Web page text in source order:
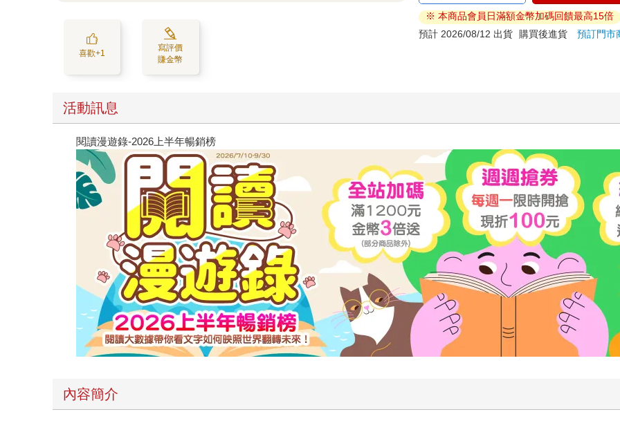
喜歡+1
寫評價
賺金幣
※ 本商品會員日滿額金幣加碼回饋最高15倍
預計 2026/08/12 出貨
購買後進貨預訂門市
活動訊息
閱讀漫遊錄-2026上半年暢銷榜
內容簡介